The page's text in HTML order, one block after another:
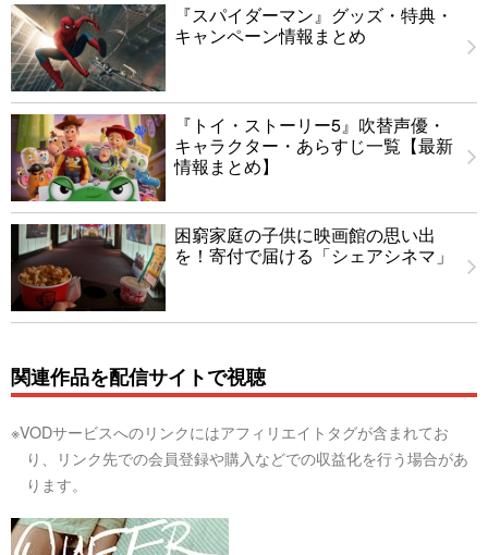
『スパイダーマン』グッズ・特典・
キャンペーン情報まとめ
『トイ・ストーリー5』吹替声優・
キャラクター・あらすじ一覧【最新
情報まとめ】
困窮家庭の子供に映画館の思い出
を！寄付で届ける「シェアシネマ」
関連作品を配信サイトで視聴
※VODサービスへのリンクにはアフィリエイトタグが含まれてお
り、リンク先での会員登録や購入などでの収益化を行う場合があ
ります。